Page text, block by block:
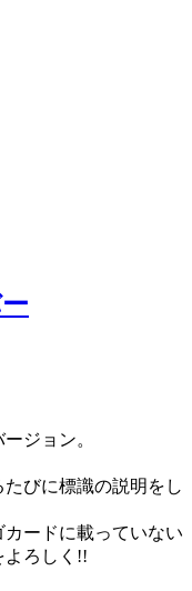
ジョン。
びに標識の説明をし
ードに載っていない
よろしく!!